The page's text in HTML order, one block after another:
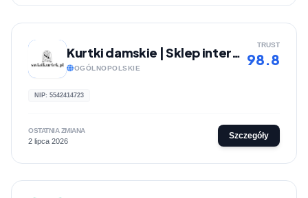
Kurtki damskie | Sklep internetowy Światkurtek.pl
OGÓLNOPOLSKIE
TRUST
98.8
NIP: 5542414723
OSTATNIA ZMIANA
2 lipca 2026
Szczegóły